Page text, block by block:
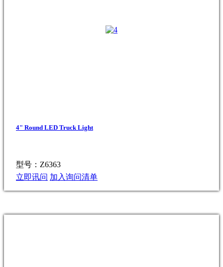
4" Round LED Truck Light
型号：Z6363
立即讯问 加入询问清单